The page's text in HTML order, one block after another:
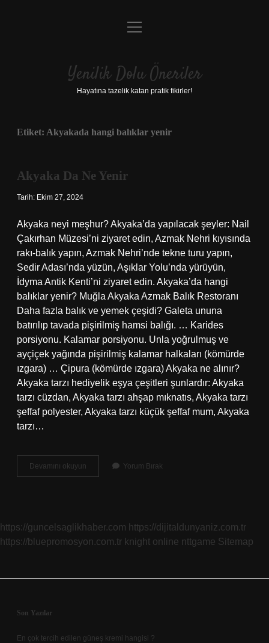
Anasayfa
Yasal Uyarı
menüyü
Yenilik Dolu Öneriler
Hayatına tazelik katan pratik fikirler!
Etiket: Akyakada hangi balıklar yenir
Akyaka Da Ne Yenir
Tarih: Ekim 27, 2024
Akyaka neyi meşhur? Akyaka’da yapılacak şeyler: Nail
Çakırhan Müzesi’ni ziyaret edin, Azmak Nehri kıyısında
rakı-balık yapın, Azmak Nehri’nde tekne turu yapın,
Sedir Adası’nda yüzün, Aşıklar Yolu’nda yürüyün,
İdyma Antik Kenti’ni ziyaret edin. Akyaka’da hangi
balıklar yenir? Muğla Akyaka Azmak Balık Restoranı
Daha fazla balık ve yemek çeşidi? Galeta ununa
batırılıp tavada pişirilmiş hamsi balığı. … Karides
porsiyonu. Kalamar porsiyonu. Unla yoğrulmuş ve
ayçiçek yağında pişirilmiş kalamar halkaları (kömürde
ızgara) … Çipura (kömürde ızgara) Akyaka ne alınır?
Akyaka tarzı hediyelik eşya çeşitleri şunlardır: Akyaka
tarzı cüzdan, Akyaka tarzı ahşap mıknatıs, Akyaka tarzı
şeffaf polyester, Akyaka tarzı küçük şeffaf mum, Akyaka
tarzı…
Devamını okuyun
Da
Yorum Bırak
https://guncelsaglikhaber.com https://dijitaldunyaniz.com.tr
https://bluepromosyon.com.tr knight online nttgame Sitemap
Sidebar
Son Yazılar
En çok tercih edilen güneş kremi hangisi ?